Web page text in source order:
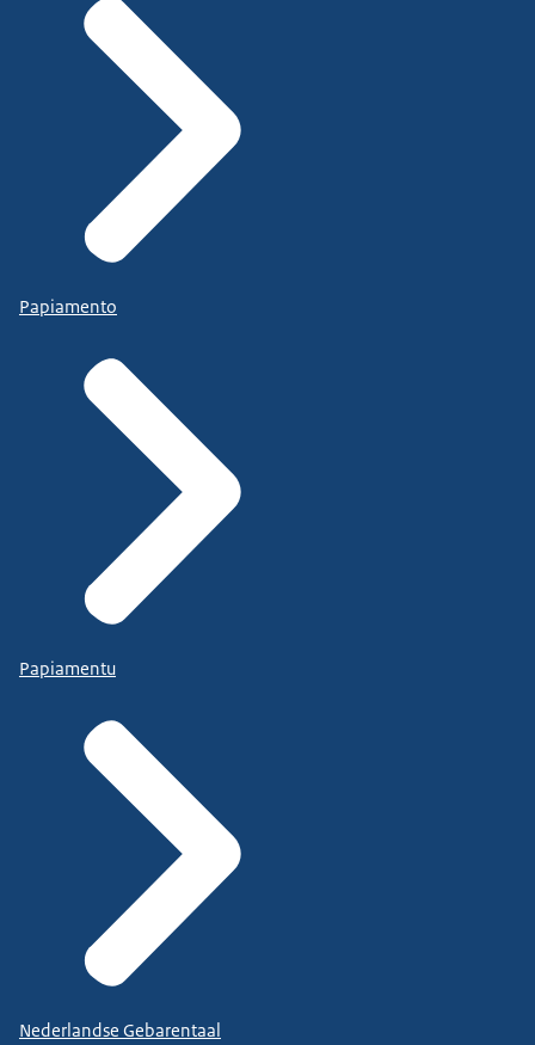
Papiamento
Papiamentu
Nederlandse Gebarentaal